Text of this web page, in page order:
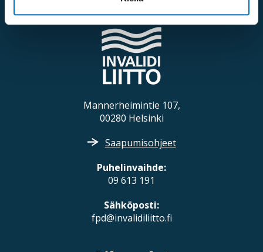
Mannerheimintie 107,
00280 Helsinki
Saapumisohjeet
Puhelinvaihde:
09 613 191
Sähköposti:
fpd@invalidiliitto.fi